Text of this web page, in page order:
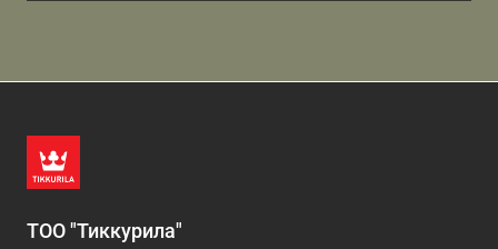
ТОО "Тиккурила"